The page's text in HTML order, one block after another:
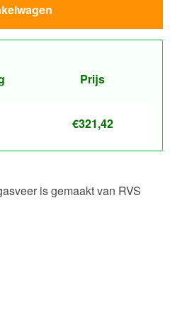
Prijs
€321,42
is gemaakt van RVS